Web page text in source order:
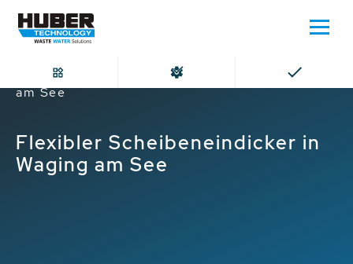
Home
Flexibler Scheibeneindicker in Waging
am See
Flexibler Scheibeneindicker in
Waging am See